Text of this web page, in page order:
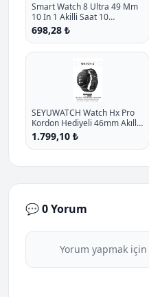
Smart Watch 8 Ultra 49 Mm
10 In 1 Akilli Saat 10
Kordonlu Takvim Spor
Whatsapp Menulu Koruma
698,28 ₺
SEYUWATCH Watch Hx Pro
Kordon Hediyeli 46mm Akıllı
Saat Iphone Ve Android Tüm
Telefonlara Uyumlu
1.799,10 ₺
💬 0 Yorum
Yorum yapmak için